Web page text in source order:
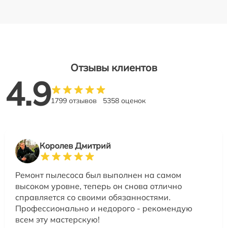
Отзывы клиентов
4.91799 отзывов 5358 оценок
Королев Дмитрий
Ремонт пылесоса был выполнен на самом
высоком уровне, теперь он снова отлично
справляется со своими обязанностями.
Профессионально и недорого - рекомендую
всем эту мастерскую!